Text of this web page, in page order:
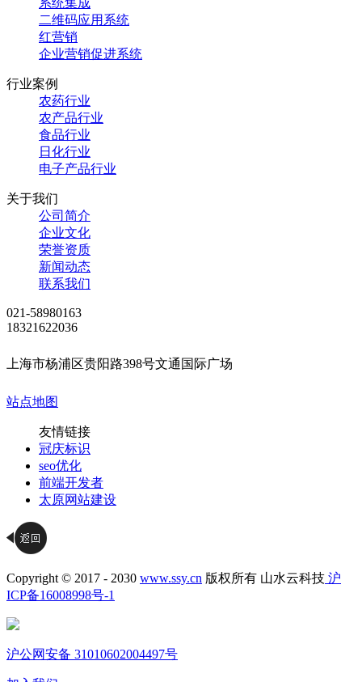
二维码应用系统
红营销
企业营销促进系统
行业案例
农药行业
农产品行业
食品行业
日化行业
电子产品行业
关于我们
公司简介
企业文化
荣誉资质
新闻动态
联系我们
021-58980163
18321622036
上海市杨浦区贵阳路398号文通国际广场
站点地图
友情链接
冠庆标识
seo优化
前端开发者
太原网站建设
Copyright © 2017 - 2030 www.ssy.cn 版权所有 山水云科技 沪
ICP备16008998号-1
沪公网安备 31010602004497号